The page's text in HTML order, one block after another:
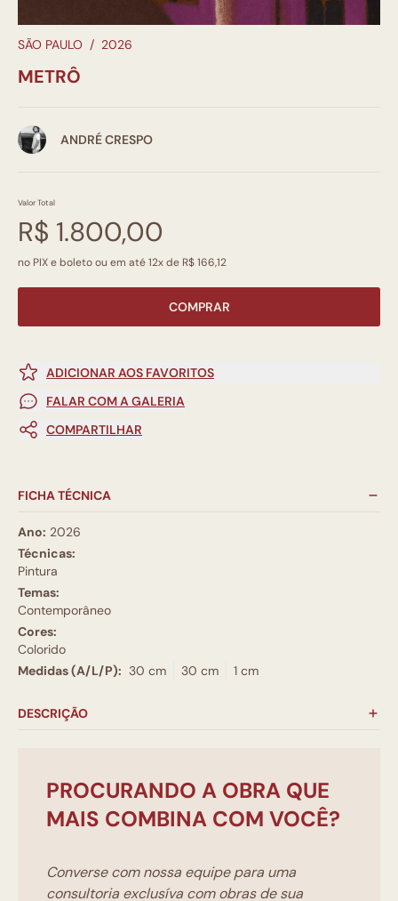
SÃO PAULO / 2026
METRÔ
ANDRÉ CRESPO
Valor Total
R$ 1.800,00
no PIX e boleto ou em até 12x de R$ 166,12
COMPRAR
ADICIONAR AOS FAVORITOS
FALAR COM A GALERIA
COMPARTILHAR
FICHA TÉCNICA
Ano: 2026
Técnicas:
Pintura
Temas:
Contemporâneo
Cores:
Colorido
Medidas (A/L/P): 30 cm 30 cm 1 cm
DESCRIÇÃO
PROCURANDO A OBRA QUE
MAIS COMBINA COM VOCÊ?
Converse com nossa equipe para uma
consultoria exclusíva com obras de sua